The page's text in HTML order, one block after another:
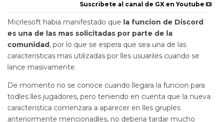
Suscribete al canal de GX en Youtube
Micrlesoft habia manifestado que la funcion de Discord
es una de las mas solicitadas por parte de la
comunidad, por lo que se espera que sea una de las
caracteristicas mas utilizadas por lles usuariles cuando se
lance masivamente.
De momento no se conoce cuando llegara la funcion para
todles lles jugadores, pero teniendo en cuenta que la nueva
caracteristica comenzara a aparecer en lles gruples
anteriormente mencionadles, no deberia tardar mucho